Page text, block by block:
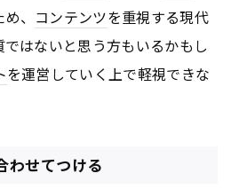
、 コンテンツを重視する現代
はないと思う方もいるかもし
を運営していく上で軽視できな
わせてつける